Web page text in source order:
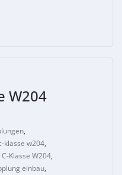
W204
,
klasse w204,
Klasse W204,
einbau,